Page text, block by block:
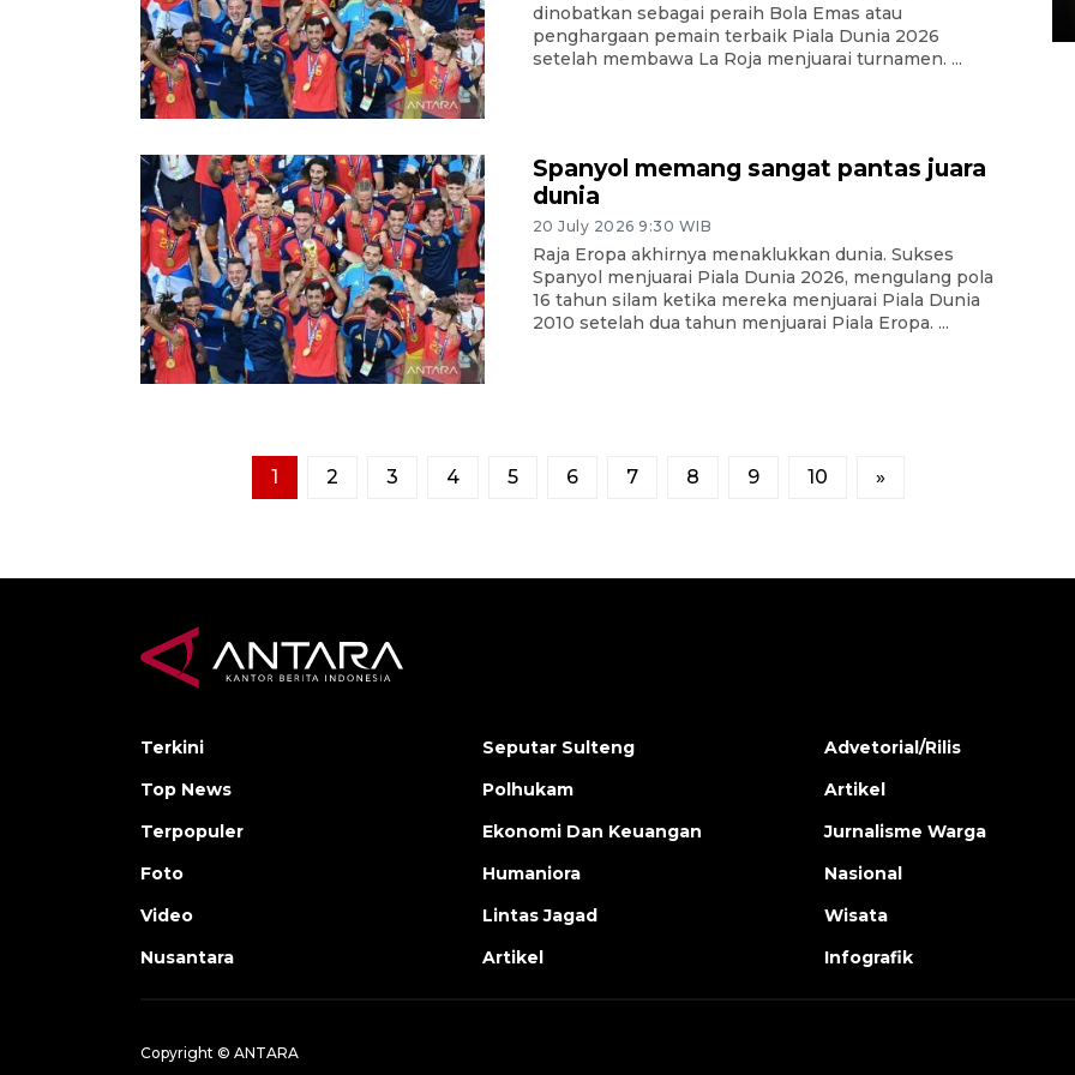
dinobatkan sebagai peraih Bola Emas atau
penghargaan pemain terbaik Piala Dunia 2026
setelah membawa La Roja menjuarai turnamen. ...
Spanyol memang sangat pantas juara
dunia
20 July 2026 9:30 WIB
Raja Eropa akhirnya menaklukkan dunia. Sukses
Spanyol menjuarai Piala Dunia 2026, mengulang pola
16 tahun silam ketika mereka menjuarai Piala Dunia
2010 setelah dua tahun menjuarai Piala Eropa. ...
1 2 3 4 5 6 7 8 9 10 »
15 July 2026 14:08 WIB
Terkini
Top News
Terpopuler
Foto
Video
Nusantara
Seputar Sulteng
Polhukam
Ekonomi Dan Keuangan
Humaniora
Lintas Jagad
Artikel
Advetorial/Rilis
Artikel
Jurnalisme Warga
Nasional
Wisata
Infografik
Copyright © ANTARA